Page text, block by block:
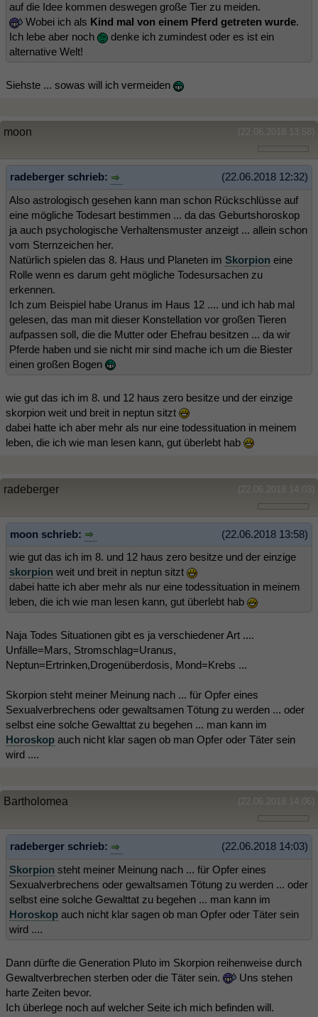
auf die Idee kommen deswegen große Tier zu meiden.
Wobei ich als Kind mal von einem Pferd getreten wurde.
Ich lebe aber noch
denke ich zumindest oder es ist ein
alternative Welt!
Siehste ... sowas will ich vermeiden
(22.06.2018 13:58)
moon
(22.06.2018 12:32)
radeberger schrieb:
Also astrologisch gesehen kann man schon Rückschlüsse auf
eine mögliche Todesart bestimmen ... da das Geburtshoroskop
ja auch psychologische Verhaltensmuster anzeigt ... allein schon
vom Sternzeichen her.
Natürlich spielen das 8. Haus und Planeten im Skorpion eine
Rolle wenn es darum geht mögliche Todesursachen zu
erkennen.
Ich zum Beispiel habe Uranus im Haus 12 .... und ich hab mal
gelesen, das man mit dieser Konstellation vor großen Tieren
aufpassen soll, die die Mutter oder Ehefrau besitzen ... da wir
Pferde haben und sie nicht mir sind mache ich um die Biester
einen großen Bogen
wie gut das ich im 8. und 12 haus zero besitze und der einzige
skorpion weit und breit in neptun sitzt
dabei hatte ich aber mehr als nur eine todessituation in meinem
leben, die ich wie man lesen kann, gut überlebt hab
(22.06.2018 14:03)
radeberger
(22.06.2018 13:58)
moon schrieb:
wie gut das ich im 8. und 12 haus zero besitze und der einzige
skorpion weit und breit in neptun sitzt
dabei hatte ich aber mehr als nur eine todessituation in meinem
leben, die ich wie man lesen kann, gut überlebt hab
Naja Todes Situationen gibt es ja verschiedener Art ....
Unfälle=Mars, Stromschlag=Uranus,
Neptun=Ertrinken,Drogenüberdosis, Mond=Krebs ...
Skorpion steht meiner Meinung nach ... für Opfer eines
Sexualverbrechens oder gewaltsamen Tötung zu werden ... oder
selbst eine solche Gewalttat zu begehen ... man kann im
Horoskop auch nicht klar sagen ob man Opfer oder Täter sein
wird ....
(22.06.2018 14:06)
Bartholomea
(22.06.2018 14:03)
radeberger schrieb:
Skorpion steht meiner Meinung nach ... für Opfer eines
Sexualverbrechens oder gewaltsamen Tötung zu werden ... oder
selbst eine solche Gewalttat zu begehen ... man kann im
Horoskop auch nicht klar sagen ob man Opfer oder Täter sein
wird ....
Dann dürfte die Generation Pluto im Skorpion reihenweise durch
Gewaltverbrechen sterben oder die Täter sein.
Uns stehen
harte Zeiten bevor.
Ich überlege noch auf welcher Seite ich mich befinden will.